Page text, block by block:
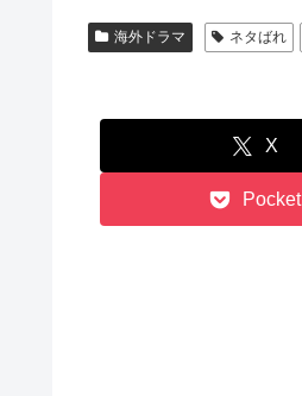
海外ドラマ ネタばれ
X
Pocket